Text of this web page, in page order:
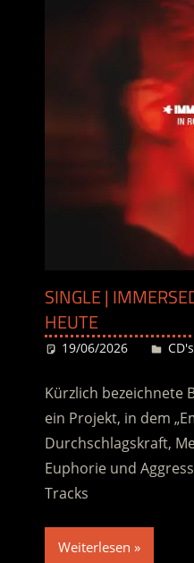
SINGLE |
HEUTE
19/06/2026 CD's
Kürzlich bezeichnete
ein Projekt, in dem
Durchschlagskraft,
Euphorie und
Tracks
Weiterlesen